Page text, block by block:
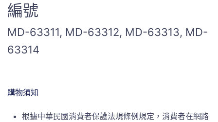
編號
MD-63311, MD-63312, MD-63313, MD-
63314
購物須知
根據中華民國消費者保護法規條例規定，消費者在網路